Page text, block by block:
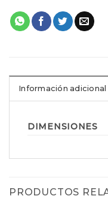
Información adicional
DIMENSIONES
PRODUCTOS